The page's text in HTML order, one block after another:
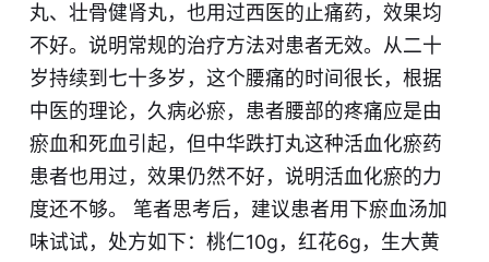
丸、壮骨健肾丸，也用过西医的止痛药，效果均
不好。说明常规的治疗方法对患者无效。从二十
岁持续到七十多岁，这个腰痛的时间很长，根据
中医的理论，久病必瘀，患者腰部的疼痛应是由
瘀血和死血引起，但中华跌打丸这种活血化瘀药
患者也用过，效果仍然不好，说明活血化瘀的力
度还不够。 笔者思考后，建议患者用下瘀血汤加
味试试，处方如下：桃仁10g，红花6g，生大黄